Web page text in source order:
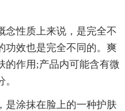
念性质上来说，是完全不
功效也是完全不同的。爽
的作用;产品内可能含有微
是涂抹在脸上的一种护肤